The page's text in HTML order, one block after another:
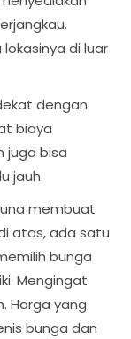
di luar
dengan
biaya
juga bisa
jauh.
membuat
atas, ada satu
bunga
Mengingat
Harga yang
bunga dan